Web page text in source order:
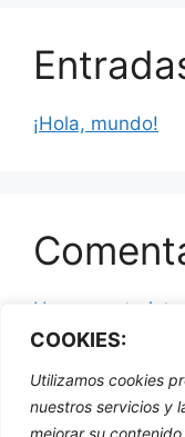
COOKIES:
Utilizamos cookies
nuestros servicios y
mejorar su contenido.
¡Hola, mundo!
Un comentarista
mundo!